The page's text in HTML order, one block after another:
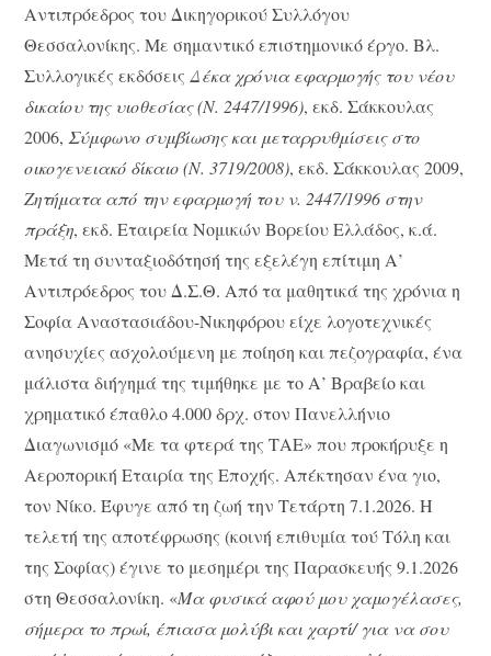
Αντιπρόεδρος του Δικηγορικού Συλλόγου
Θεσσαλονίκης. Με σημαντικό επιστημονικό έργο. Βλ.
Συλλογικές εκδόσεις Δέκα χρόνια εφαρμογής του νέου
δικαίου της υιοθεσίας (Ν. 2447/1996), εκδ. Σάκκουλας
2006, Σύμφωνο συμβίωσης και μεταρρυθμίσεις στο
οικογενειακό δίκαιο (Ν. 3719/2008), εκδ. Σάκκουλας 2009,
Ζητήματα από την εφαρμογή του ν. 2447/1996 στην
πράξη, εκδ. Εταιρεία Νομικών Βορείου Ελλάδος, κ.ά.
Μετά τη συνταξιοδότησή της εξελέγη επίτιμη Α’
Αντιπρόεδρος του Δ.Σ.Θ. Από τα μαθητικά της χρόνια η
Σοφία Αναστασιάδου-Νικηφόρου είχε λογοτεχνικές
ανησυχίες ασχολούμενη με ποίηση και πεζογραφία, ένα
μάλιστα διήγημά της τιμήθηκε με το Α’ Βραβείο και
χρηματικό έπαθλο 4.000 δρχ. στον Πανελλήνιο
Διαγωνισμό «Με τα φτερά της ΤΑΕ» που προκήρυξε η
Αεροπορική Εταιρία της Εποχής. Απέκτησαν ένα γιο,
τον Νίκο. Έφυγε από τη ζωή την Τετάρτη 7.1.2026. Η
τελετή της αποτέφρωσης (κοινή επιθυμία τού Τόλη και
της Σοφίας) έγινε το μεσημέρι της Παρασκευής 9.1.2026
στη Θεσσαλονίκη. «Μα φυσικά αφού μου χαμογέλασες,
σήμερα το πρωί, έπιασα μολύβι και χαρτί/ για να σου